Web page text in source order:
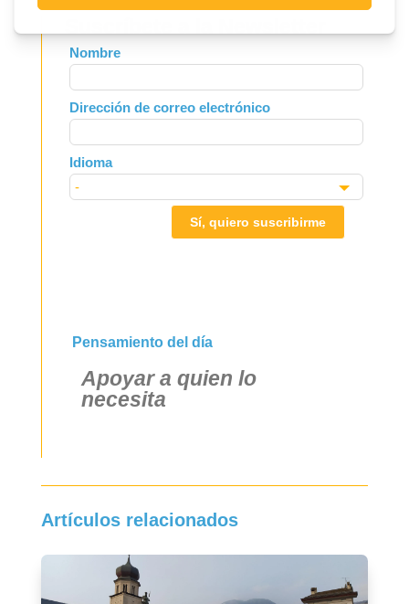
Leave
this
field
blank
Nombre
Dirección de correo electrónico
Idioma
Sí, quiero suscribirme
Pensamiento del día
Apoyar a quien lo
necesita
Artículos relacionados